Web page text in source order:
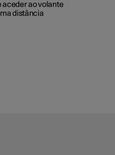
aceder ao volante
distância